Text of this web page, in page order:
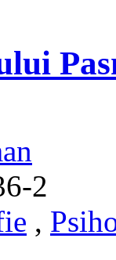
2
,